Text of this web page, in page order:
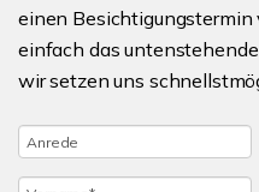
einen Besichtigungstermin
einfach das
wir setzen uns